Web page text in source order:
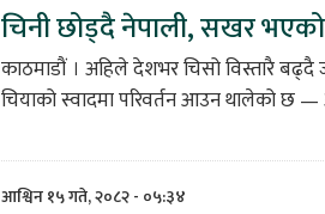
चिनी छोड्दै नेपाली, सखर
काठमाडौं । अहिले देशभर चिसो विस्तारै बढ्दै
चियाको स्वादमा परिवर्तन आउन थालेको छ
आश्विन १५ गते, २०८२ - ०५:३४